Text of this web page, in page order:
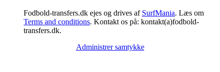
Fodbold-transfers.dk ejes og drives af SurfMania. Læs om
Terms and conditions. Kontakt os på: kontakt(a)fodbold-
transfers.dk.
Administrer samtykke